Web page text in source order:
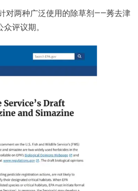
对两种广泛使用的除草剂——莠去津
评议期。